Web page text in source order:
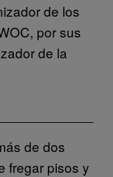
de los
por sus
de la
de dos
fregar pisos y